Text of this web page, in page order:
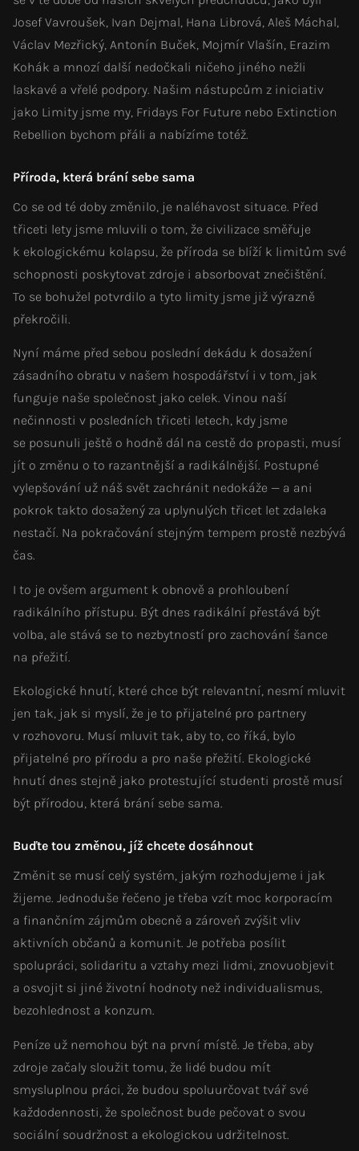
Josef Vavroušek, Ivan Dejmal, Hana Librová, Aleš Máchal,
Václav Mezřický, Antonín Buček, Mojmír Vlašín, Erazim
Kohák a mnozí další nedočkali ničeho jiného nežli
laskavé a vřelé podpory. Našim nástupcům z iniciativ
jako Limity jsme my, Fridays For Future nebo Extinction
Rebellion bychom přáli a nabízíme totéž.
Příroda, která brání sebe sama
Co se od té doby změnilo, je naléhavost situace. Před
třiceti lety jsme mluvili o tom, že civilizace směřuje
k ekologickému kolapsu, že příroda se blíží k limitům své
schopnosti poskytovat zdroje i absorbovat znečištění.
To se bohužel potvrdilo a tyto limity jsme již výrazně
překročili.
Nyní máme před sebou poslední dekádu k dosažení
zásadního obratu v našem hospodářství i v tom, jak
funguje naše společnost jako celek. Vinou naší
nečinnosti v posledních třiceti letech, kdy jsme
se posunuli ještě o hodně dál na cestě do propasti, musí
jít o změnu o to razantnější a radikálnější. Postupné
vylepšování už náš svět zachránit nedokáže — a ani
pokrok takto dosažený za uplynulých třicet let zdaleka
nestačí. Na pokračování stejným tempem prostě nezbývá
čas.
I to je ovšem argument k obnově a prohloubení
radikálního přístupu. Být dnes radikální přestává být
volba, ale stává se to nezbytností pro zachování šance
na přežití.
Ekologické hnutí, které chce být relevantní, nesmí mluvit
jen tak, jak si myslí, že je to přijatelné pro partnery
v rozhovoru. Musí mluvit tak, aby to, co říká, bylo
přijatelné pro přírodu a pro naše přežití. Ekologické
hnutí dnes stejně jako protestující studenti prostě musí
být přírodou, která brání sebe sama.
Buďte tou změnou, jíž chcete dosáhnout
Změnit se musí celý systém, jakým rozhodujeme i jak
žijeme. Jednoduše řečeno je třeba vzít moc korporacím
a finančním zájmům obecně a zároveň zvýšit vliv
aktivních občanů a komunit. Je potřeba posílit
spolupráci, solidaritu a vztahy mezi lidmi, znovuobjevit
a osvojit si jiné životní hodnoty než individualismus,
bezohlednost a konzum.
Peníze už nemohou být na první místě. Je třeba, aby
zdroje začaly sloužit tomu, že lidé budou mít
smysluplnou práci, že budou spoluurčovat tvář své
každodennosti, že společnost bude pečovat o svou
sociální soudržnost a ekologickou udržitelnost.